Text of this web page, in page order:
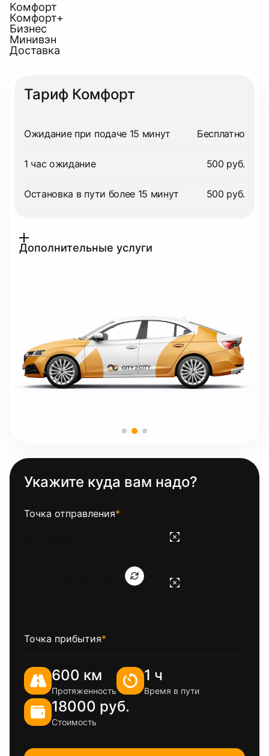
Комфорт
Комфорт+
Бизнес
Минивэн
Доставка
Тариф Комфорт
Ожидание при подаче 15 минут Бесплатно
1 час ожидание 500 руб.
Остановка в пути более 15 минут 500 руб.
Дополнительные услуги
Укажите куда вам надо?
Точка отправления*
Точка прибытия*
600 км
Протяженность
1 ч
Время в пути
18000 руб.
Стоимость